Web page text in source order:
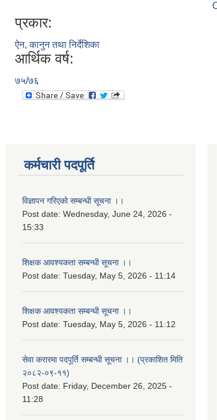
प्रकार:
ऐन, कानुन तथा निर्देशिका
आर्थिक वर्ष:
७५/७६
कर्मचारी पदपूर्ति
विज्ञापन गरिएको सम्बन्धी सूचना ।।
Post date: Wednesday, June 24, 2026 -
15:33
शिक्षक आवश्यकता सम्बन्धी सूचना ।।
Post date: Tuesday, May 5, 2026 - 11:14
शिक्षक आवश्यकता सम्बन्धी सूचना ।।
Post date: Tuesday, May 5, 2026 - 11:12
सेवा करारमा पदपूर्ति सम्बन्धी सूचना ।। (प्रकाशित मिति
२०८२-०९-११)
Post date: Friday, December 26, 2025 -
11:28